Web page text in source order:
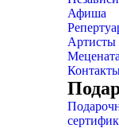
Афиша
Артисты